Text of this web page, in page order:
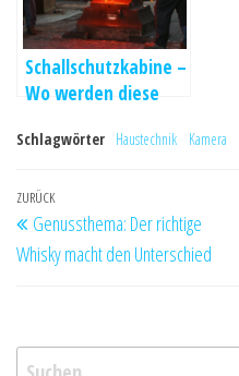
Schallschutzkabine –
Wo werden diese
Schlagwörter Haustechnik Kamera
Beitragsnavigation
Vorheriger
Beitrag
ZURÜCK
Genussthema: Der richtige
Whisky macht den Unterschied
Suchen